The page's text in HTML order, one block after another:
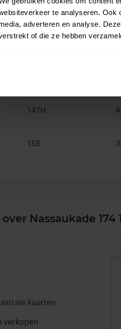
te analyseren. Ook
adverteren en analyse.
of die ze hebben
161F
147H
158
Nassaukade 174 1
kaarten
verkopen